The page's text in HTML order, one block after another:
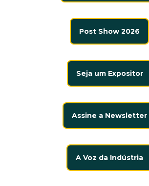
Post Show 2026
Seja um Expositor
Assine a Newsletter
A Voz da Indústria